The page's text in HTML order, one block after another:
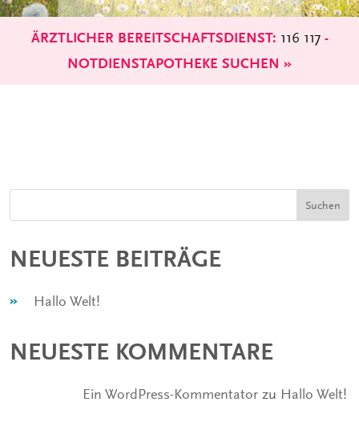
ÄRZTLICHER BEREITSCHAFTSDIENST: 116 117-
NOTDIENSTAPOTHEKE SUCHEN »
Suchen
NEUESTE BEITRÄGE
Hallo Welt!
NEUESTE KOMMENTARE
Ein WordPress-Kommentator zu Hallo Welt!